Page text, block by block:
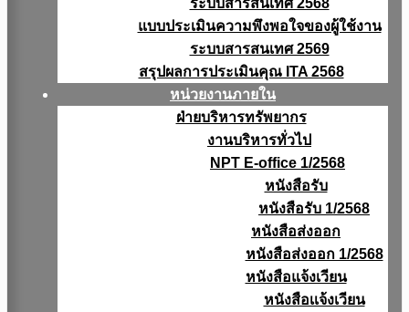
ระบบสารสนเทศ 2568
แบบประเมินความพึงพอใจของผู้ใช้งาน
ระบบสารสนเทศ 2569
สรุปผลการประเมินคุณ ITA 2568
หน่วยงานภายใน
ฝ่ายบริหารทรัพยากร
งานบริหารทั่วไป
NPT E-office 1/2568
หนังสือรับ
หนังสือรับ 1/2568
หนังสือส่งออก
หนังสือส่งออก 1/2568
หนังสือแจ้งเวียน
หนังสือเเจ้งเวียน